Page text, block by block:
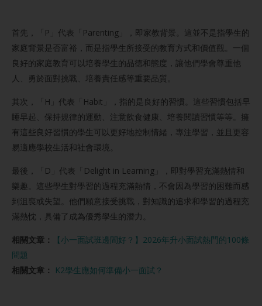
首先，「P」代表「Parenting」，即家教背景。這並不是指學生的
家庭背景是否富裕，而是指學生所接受的教育方式和價值觀。一個
良好的家庭教育可以培養學生的品德和態度，讓他們學會尊重他
人、勇於面對挑戰、培養責任感等重要品質。
其次，「H」代表「Habit」，指的是良好的習慣。這些習慣包括早
睡早起、保持規律的運動、注意飲食健康、培養閱讀習慣等等。擁
有這些良好習慣的學生可以更好地控制情緒，專注學習，並且更容
易適應學校生活和社會環境。
最後，「D」代表「Delight in Learning」，即對學習充滿熱情和
樂趣。這些學生對學習的過程充滿熱情，不會因為學習的困難而感
到沮喪或失望。他們願意接受挑戰，對知識的追求和學習的過程充
滿熱忱，具備了成為優秀學生的潛力。
相關文章：
【小一面試班邊間好？】2026年升小面試熱門的100條
問題
相關文章：
K2學生應如何準備小一面試？